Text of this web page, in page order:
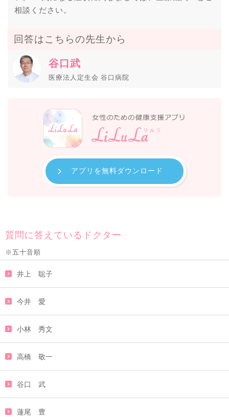
相談ください。
回答はこちらの先生から
谷口武
医療法人定生会 谷口病院
アプリを無料ダウンロード
質問に答えているドクター
※五十音順
井上 聡子
今井 愛
小林 秀文
高橋 敬一
谷口 武
蓮尾 豊